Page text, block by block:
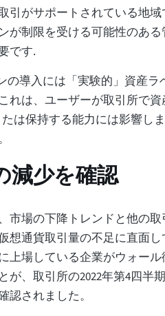
引がサポートされている地域
が制限を受ける可能性のあ
です.
の導入には「実験的」資産ラ
れは、ユーザーが取引所で資
は保持する能力には影響し
減少を確認
市場の下降トレンドと他の取
想通貨取引量の不足に直面し
上場している企業がウォール
、取引所の2022年第4四半
認されました。